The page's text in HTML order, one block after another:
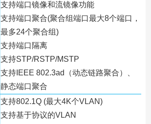
支持端口镜像和流镜像功能
支持端口聚合(聚合组端口最大8个端口，
最多24个聚合组)
支持端口隔离
支持STP/RSTP/MSTP
支持IEEE 802.3ad（动态链路聚合）、
静态端口聚合
支持802.1Q (最大4K个VLAN)
支持基于协议的VLAN